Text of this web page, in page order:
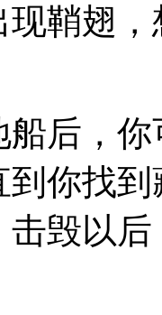
鞘翅
，你
你找
毁以